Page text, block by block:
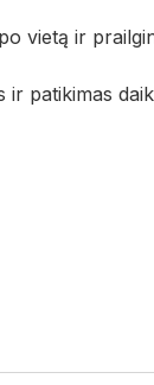
vietą ir
ir patikimas